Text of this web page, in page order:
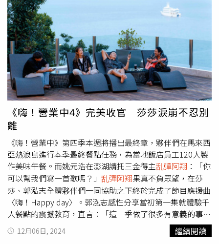
犬。」粿粿則說更像是一隻快樂的米格魯在水中玩。頑皮的
姚元浩還將合夥人撂倒在海中，最後終於遭到終極懲罰，製
作人開價5萬讓夥伴們將他扒光，郭泓志首先行動，在夥伴
們的齊心協力之下，姚元浩半推半就被脫下泳褲，郭泓志
說：「他其實沒有很堅持呀，你站起來我們拍一張屁股的就
好。」全身光溜溜的姚元浩則是一臉哀怨地繼續往外海走
去，郭泓志搞笑說：「他去找海哲皮（遮）。」路嘉怡說：
「那有柔焦的感覺。」姚元浩將合夥人撂倒在海中，遭被脫
光的終極懲罰。（圖／好看娛樂提供）最後因為要收工，姚
元浩不停哀嚎：「褲子拿來啦！」夥伴們則是搞笑拿了貝
殼、樹葉等物品要姚元浩選一個，他再度無奈哀嚎：「遮不
住啦！」最後終於拿回泳褲，姚元浩上岸時還不停碎念說：
「我弄你！」讓大夥笑翻。
《嗨！營業中4》完美收官 莎莎淚崩不忍別
離
《嗨！營業中》第四季本週將播出最終章，夥伴們在馬來西
亞熱浪島進行本季最終餐點任務，為當地飯店員工120人製
作美味午餐。而姚元浩在澎湖請托三金得主乱彈阿翔 ：「你
可以幫我們寫一首歌嗎？」 乱彈阿翔果真不負眾望，在莎
莎、郭泓志全體夥伴們一同協助之下終於完成了節目應援曲
〈嗨！Happy day〉。郭泓志感性分享當初第一集就體驗千
人餐點的震撼教育，直言：「這一季做了很多有意義的事
情。」
也說：「《嗨！營業中》讓我們的人生沒有
在浪費時間。」夥伴們經過4個多月的相處，終於到了快要
12月06日, 2024 繼續閱讀